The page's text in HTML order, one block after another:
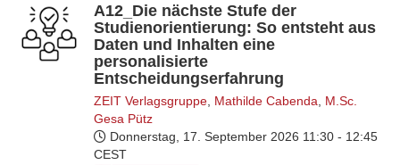
A12_Die nächste Stufe der
Studienorientierung: So entsteht aus
Daten und Inhalten eine
personalisierte
Entscheidungserfahrung
ZE‎‎‏‏‎IT Verlagsgruppe Mathilde Cabenda
M.Sc.
Gesa Pütz
Donnerstag, 17. September 2026 11:30 - 12:45
CEST